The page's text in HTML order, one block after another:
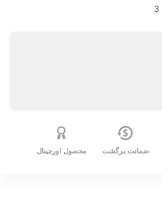
3
ضمانت برگشت محصول اورجینال